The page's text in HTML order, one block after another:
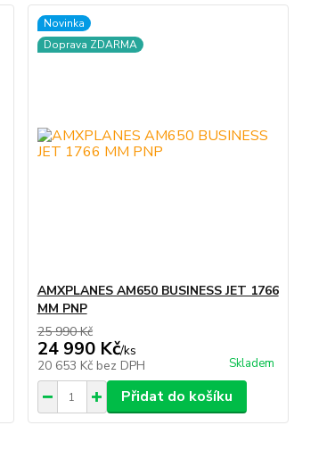
Novinka
Doprava ZDARMA
AMXPLANES AM650 BUSINESS JET 1766
MM PNP
25 990 Kč
24 990 Kč/ks
20 653 Kč bez DPH Skladem
Přidat do košíku